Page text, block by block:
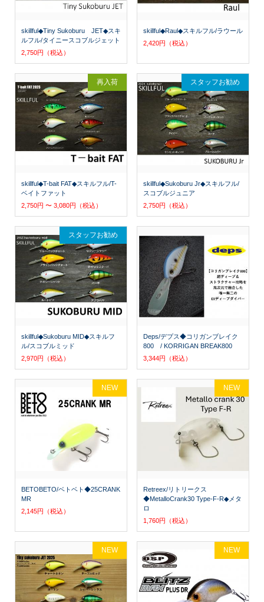
skillful◆Tiny Sukoburu JET◆スキ
ルフル/タイニースコブルジェット
2,750円（税込）
skillful◆Raul◆スキルフル/ラウール
2,420円（税込）
skillful◆T-bait FAT◆スキルフル/T-
ベイトファット
2,750円 〜 3,080円（税込）
再入荷
skillful◆Sukoburu Jr◆スキルフル/
スコブルジュニア
2,750円（税込）
スタッフお勧め
skillful◆Sukoburu MID◆スキルフ
ル/スコブルミッド
2,970円（税込）
スタッフお勧め
Deps/デプス◆コリガンブレイク
800 / KORRIGAN BREAK800
3,344円（税込）
BETOBETO/ベトベト◆25CRANK
MR
2,145円（税込）
NEW
Retreex/リトリークス
◆MetalloCrank30 Type-F-R◆メタ
ロ
1,760円（税込）
NEW
NEW NEW